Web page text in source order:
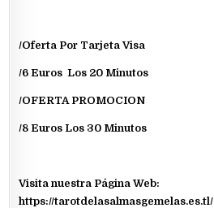
/Oferta Por Tarjeta Visa
/6 Euros Los 20 Minutos
/OFERTA PROMOCION
/8 Euros Los 30 Minutos
Visita nuestra Página Web:
https://tarotdelasalmasgemelas.es.tl/